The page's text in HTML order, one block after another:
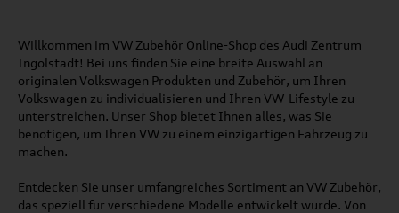
Willkommen im VW Zubehör Online-Shop des Audi Zentrum
Ingolstadt! Bei uns finden Sie eine breite Auswahl an
originalen Volkswagen Produkten und Zubehör, um Ihren
Volkswagen zu individualisieren und Ihren VW-Lifestyle zu
unterstreichen. Unser Shop bietet Ihnen alles, was Sie
benötigen, um Ihren VW zu einem einzigartigen Fahrzeug zu
machen.
Entdecken Sie unser umfangreiches Sortiment an VW Zubehör,
das speziell für verschiedene Modelle entwickelt wurde. Von